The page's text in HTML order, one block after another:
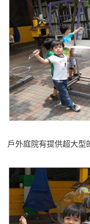
戶外庭院有提供超大型